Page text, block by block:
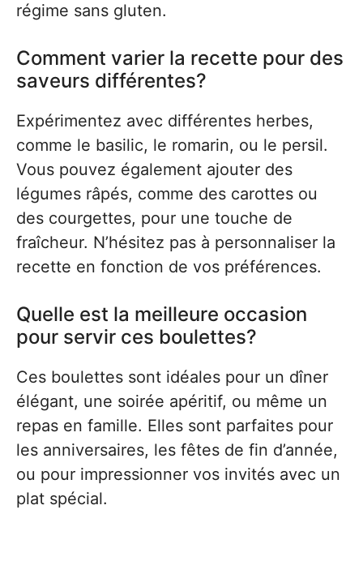
régime sans gluten.
Comment varier la recette pour des
saveurs différentes?
Expérimentez avec différentes herbes,
comme le basilic, le romarin, ou le persil.
Vous pouvez également ajouter des
légumes râpés, comme des carottes ou
des courgettes, pour une touche de
fraîcheur. N’hésitez pas à personnaliser la
recette en fonction de vos préférences.
Quelle est la meilleure occasion
pour servir ces boulettes?
Ces boulettes sont idéales pour un dîner
élégant, une soirée apéritif, ou même un
repas en famille. Elles sont parfaites pour
les anniversaires, les fêtes de fin d’année,
ou pour impressionner vos invités avec un
plat spécial.